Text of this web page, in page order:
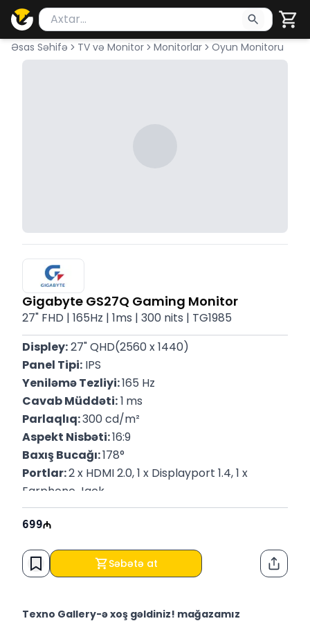
Məhsul axtar
Axtarış üçün ən azı 2 simvol yazın. Göndərmək
Əsas Səhifə TV və Monitor Monitorlar Oyun Monitoru
Gigabyte GS27Q Gaming Monitor
27" FHD | 165Hz | 1ms | 300 nits | TG1985
Displey: 27" QHD(2560 x 1440)
Panel Tipi: IPS
Yeniləmə Tezliyi: 165 Hz
Cavab Müddəti: 1 ms
Parlaqlıq: 300 cd/m²
Aspekt Nisbəti: 16:9
Baxış Bucağı: 178°
Portlar: 2 x HDMI 2.0, 1 x Displayport 1.4, 1 x
Earphone Jack
Rəng: 16.7 Mln
Çəki:
699
Səbətə at
Texno Gallery-ə xoş gəldiniz! mağazamız